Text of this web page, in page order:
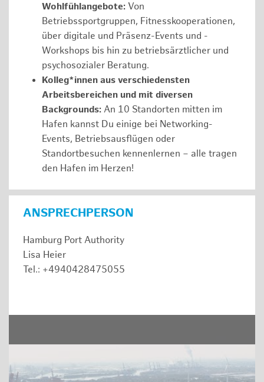
Wohlfühlangebote: Von
Betriebssportgruppen, Fitnesskooperationen,
über digitale und Präsenz-Events und -
Workshops bis hin zu betriebsärztlicher und
psychosozialer Beratung.
Kolleg*innen aus verschiedensten
Arbeitsbereichen und mit diversen
Backgrounds: An 10 Standorten mitten im
Hafen kannst Du einige bei Networking-
Events, Betriebsausflügen oder
Standortbesuchen kennenlernen – alle tragen
den Hafen im Herzen!
ANSPRECHPERSON
Hamburg Port Authority
Lisa Heier
Tel.: +4940428475055